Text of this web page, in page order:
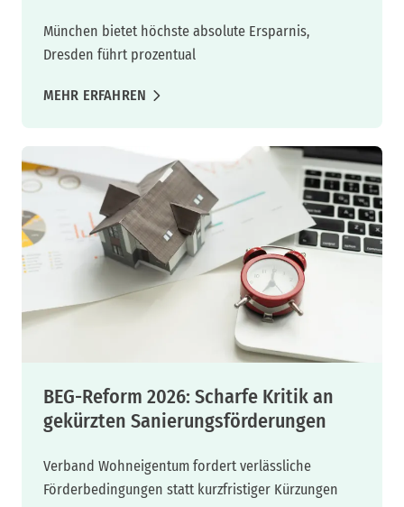
München bietet höchste absolute Ersparnis,
Dresden führt prozentual
MEHR ERFAHREN
BEG-Reform 2026: Scharfe Kritik an
gekürzten Sanierungsförderungen
Verband Wohneigentum fordert verlässliche
Förderbedingungen statt kurzfristiger Kürzungen